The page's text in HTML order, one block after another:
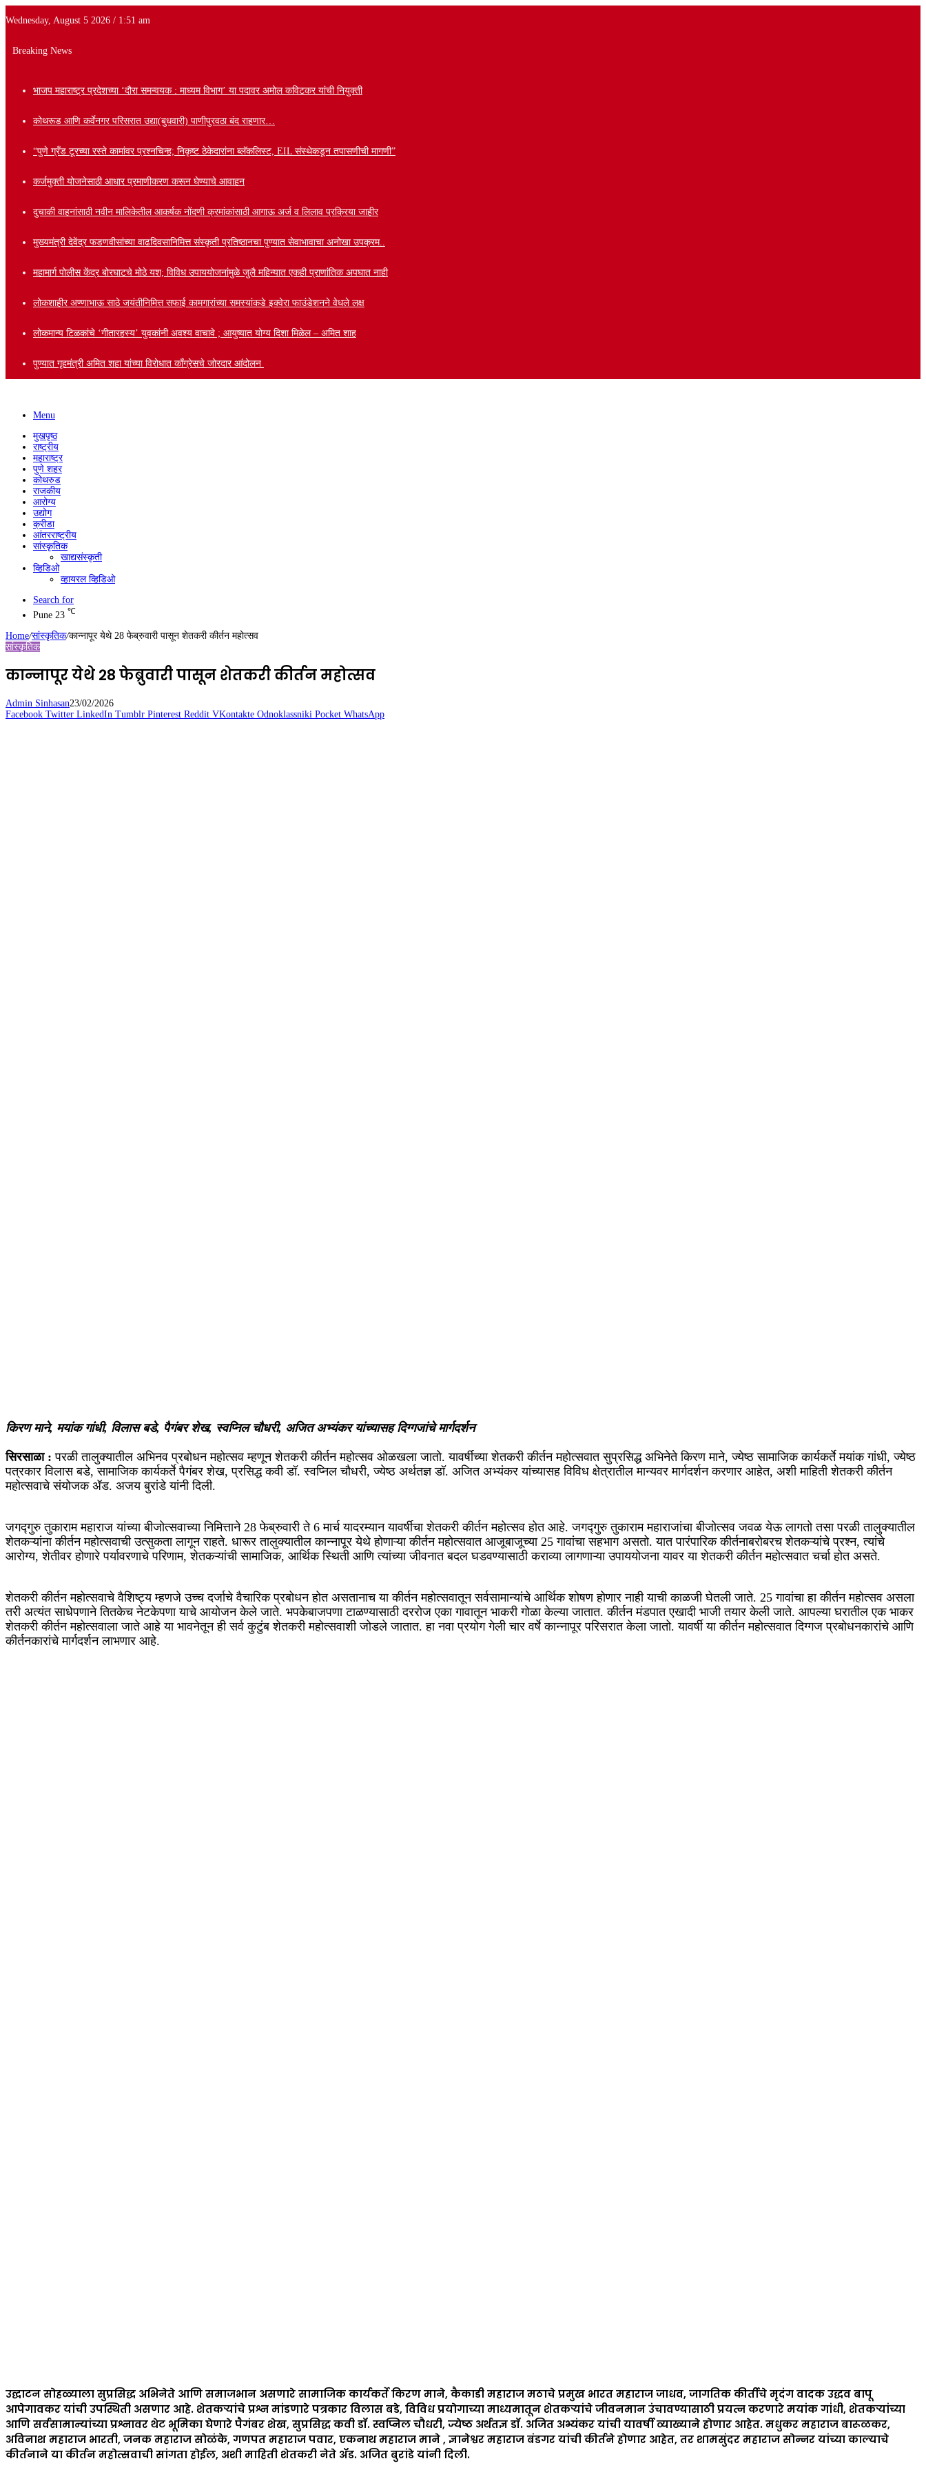
Wednesday, August 5 2026 / 1:51 am
Breaking News
भाजप महाराष्ट्र प्रदेशच्या ‘दौरा समन्वयक : माध्यम विभाग’ या पदावर अमोल कविटकर यांची नियुक्ती
कोथरूड आणि कर्वेनगर परिसरात उद्या(बुधवारी) पाणीपुरवठा बंद राहणार…
“पुणे ग्रँड टूरच्या रस्ते कामांवर प्रश्नचिन्ह; निकृष्ट ठेकेदारांना ब्लॅकलिस्ट, EIL संस्थेकडून तपासणीची मागणी”
कर्जमुक्ती योजनेसाठी आधार प्रमाणीकरण करून घेण्याचे आवाहन
दुचाकी वाहनांसाठी नवीन मालिकेतील आकर्षक नोंदणी क्रमांकांसाठी आगाऊ अर्ज व लिलाव प्रक्रिया जाहीर
मुख्यमंत्री देवेंद्र फडणवीसांच्या वाढदिवसानिमित्त संस्कृती प्रतिष्ठानचा पुण्यात सेवाभावाचा अनोखा उपक्रम..
महामार्ग पोलीस केंद्र बोरघाटचे मोठे यश; विविध उपाययोजनांमुळे जुलै महिन्यात एकही प्राणांतिक अपघात नाही
लोकशाहीर अण्णाभाऊ साठे जयंतीनिमित्त सफाई कामगारांच्या समस्यांकडे इक्वेरा फाउंडेशनने वेधले लक्ष
लोकमान्य टिळकांचे ‘गीतारहस्य’ युवकांनी अवश्य वाचावे ; आयुष्यात योग्य दिशा मिळेल – अमित शाह
पुण्यात गृहमंत्री अमित शहा यांच्या विरोधात काँग्रेसचे जोरदार आंदोलन
Menu
मुखपृष्ठ
राष्ट्रीय
महाराष्ट्र
पुणे शहर
कोथरुड
राजकीय
आरोग्य
उद्योग
क्रीडा
आंतरराष्ट्रीय
सांस्कृतिक
खाद्यसंस्कृती
व्हिडिओ
व्हायरल व्हिडिओ
Search for
Pune 23 ℃
Home/सांस्कृतिक/कान्नापूर येथे 28 फेब्रुवारी पासून शेतकरी कीर्तन महोत्सव
सांस्कृतिक
कान्नापूर येथे 28 फेब्रुवारी पासून शेतकरी कीर्तन महोत्सव
Admin Sinhasan23/02/2026
Facebook Twitter LinkedIn Tumblr Pinterest Reddit VKontakte Odnoklassniki Pocket WhatsApp
किरण माने, मयांक गांधी, विलास बडे, पैगंबर शेख, स्वप्निल चौधरी, अजित अभ्यंकर यांच्यासह दिग्गजांचे मार्गदर्शन
सिरसाळा : परळी तालुक्यातील अभिनव प्रबोधन महोत्सव म्हणून शेतकरी कीर्तन महोत्सव ओळखला जातो. यावर्षीच्या शेतकरी कीर्तन महोत्सवात सुप्रसिद्ध अभिनेते किरण माने, ज्येष्ठ सामाजिक कार्यकर्ते मयांक गांधी, ज्येष्ठ
पत्रकार विलास बडे, सामाजिक कार्यकर्ते पैगंबर शेख, प्रसिद्ध कवी डॉ. स्वप्निल चौधरी, ज्येष्ठ अर्थतज्ञ डॉ. अजित अभ्यंकर यांच्यासह विविध क्षेत्रातील मान्यवर मार्गदर्शन करणार आहेत, अशी माहिती शेतकरी कीर्तन
महोत्सवाचे संयोजक ॲड. अजय बुरांडे यांनी दिली.
जगद्गुरु तुकाराम महाराज यांच्या बीजोत्सवाच्या निमित्ताने 28 फेब्रुवारी ते 6 मार्च यादरम्यान यावर्षीचा शेतकरी कीर्तन महोत्सव होत आहे. जगद्गुरु तुकाराम महाराजांचा बीजोत्सव जवळ येऊ लागतो तसा परळी तालुक्यातील
शेतकऱ्यांना कीर्तन महोत्सवाची उत्सुकता लागून राहते. धारूर तालुक्यातील कान्नापूर येथे होणाऱ्या कीर्तन महोत्सवात आजूबाजूच्या 25 गावांचा सहभाग असतो. यात पारंपारिक कीर्तनाबरोबरच शेतकऱ्यांचे प्रश्न, त्यांचे
आरोग्य, शेतीवर होणारे पर्यावरणाचे परिणाम, शेतकऱ्यांची सामाजिक, आर्थिक स्थिती आणि त्यांच्या जीवनात बदल घडवण्यासाठी कराव्या लागणाऱ्या उपाययोजना यावर या शेतकरी कीर्तन महोत्सवात चर्चा होत असते.
शेतकरी कीर्तन महोत्सवाचे वैशिष्ट्य म्हणजे उच्च दर्जाचे वैचारिक प्रबोधन होत असतानाच या कीर्तन महोत्सवातून सर्वसामान्यांचे आर्थिक शोषण होणार नाही याची काळजी घेतली जाते. 25 गावांचा हा कीर्तन महोत्सव असला
तरी अत्यंत साधेपणाने तितकेच नेटकेपणा याचे आयोजन केले जाते. भपकेबाजपणा टाळण्यासाठी दररोज एका गावातून भाकरी गोळा केल्या जातात. कीर्तन मंडपात एखादी भाजी तयार केली जाते. आपल्या घरातील एक भाकर
शेतकरी कीर्तन महोत्सवाला जाते आहे या भावनेतून ही सर्व कुटुंब शेतकरी महोत्सवाशी जोडले जातात. हा नवा प्रयोग गेली चार वर्षे कान्नापूर परिसरात केला जातो. यावर्षी या कीर्तन महोत्सवात दिग्गज प्रबोधनकारांचे आणि
कीर्तनकारांचे मार्गदर्शन लाभणार आहे.
उद्घाटन सोहळ्याला सुप्रसिद्ध अभिनेते आणि समाजभान असणारे सामाजिक कार्यकर्ते किरण माने, कैकाडी महाराज मठाचे प्रमुख भारत महाराज जाधव, जागतिक कीर्तीचे मृदंग वादक उद्धव बापू
आपेगावकर यांची उपस्थिती असणार आहे. शेतकऱ्यांचे प्रश्न मांडणारे पत्रकार विलास बडे, विविध प्रयोगाच्या माध्यमातून शेतकऱ्यांचे जीवनमान उंचावण्यासाठी प्रयत्न करणारे मयांक गांधी, शेतकऱ्यांच्या
आणि सर्वसामान्यांच्या प्रश्नावर थेट भूमिका घेणारे पैगंबर शेख, सुप्रसिद्ध कवी डॉ. स्वप्निल चौधरी, ज्येष्ठ अर्थतज्ञ डॉ. अजित अभ्यंकर यांची यावर्षी व्याख्याने होणार आहेत. मधुकर महाराज बारूळकर,
अविनाश महाराज भारती, जनक महाराज सोळंके, गणपत महाराज पवार, एकनाथ महाराज माने , ज्ञानेश्वर महाराज बंडगर यांची कीर्तने होणार आहेत, तर शामसुंदर महाराज सोन्नर यांच्या काल्याचे
कीर्तनाने या कीर्तन महोत्सवाची सांगता होईल, अशी माहिती शेतकरी नेते ॲड. अजित बुरांडे यांनी दिली.